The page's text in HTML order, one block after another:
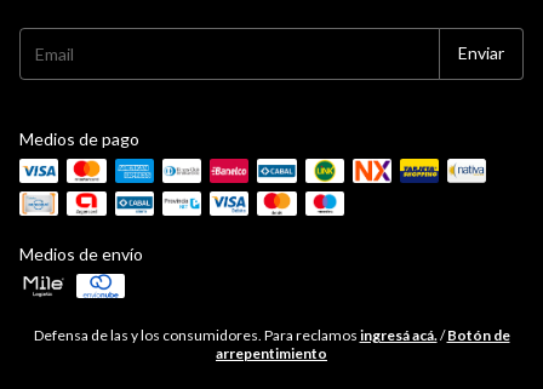
Medios de pago
Medios de envío
Defensa de las y los consumidores. Para reclamos ingresá acá. / Botón de
arrepentimiento